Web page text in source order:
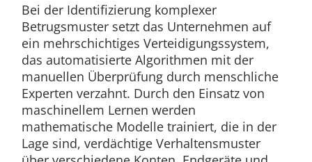
Bei der Identifizierung komplexer
Betrugsmuster setzt das Unternehmen auf
ein mehrschichtiges Verteidigungssystem,
das automatisierte Algorithmen mit der
manuellen Überprüfung durch menschliche
Experten verzahnt. Durch den Einsatz von
maschinellem Lernen werden
mathematische Modelle trainiert, die in der
Lage sind, verdächtige Verhaltensmuster